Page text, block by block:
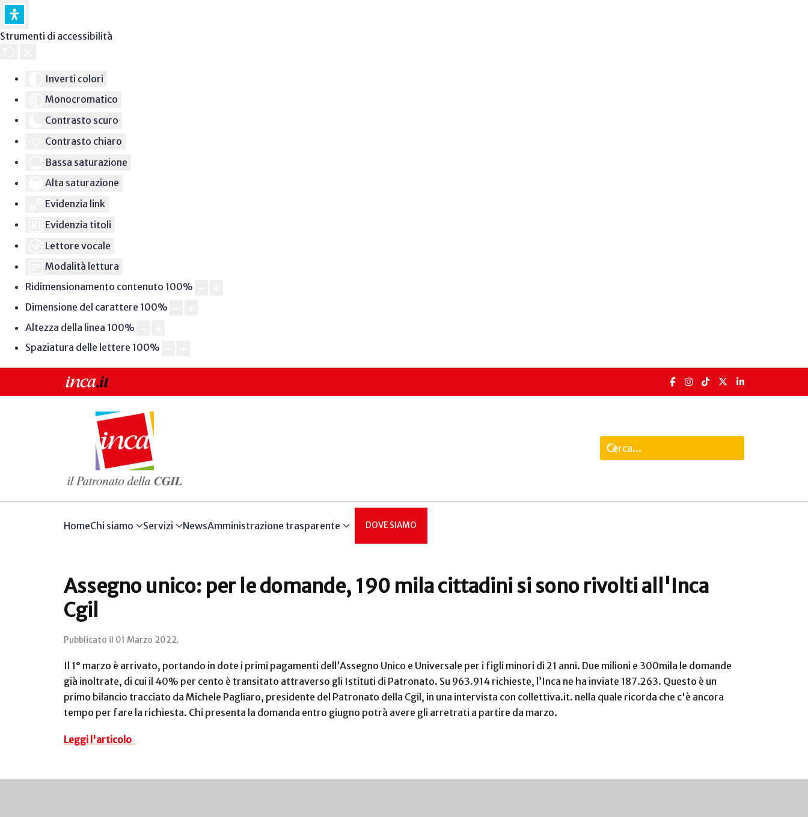
Strumenti di accessibilità
Inverti colori
Monocromatico
Contrasto scuro
Contrasto chiaro
Bassa saturazione
Alta saturazione
Evidenzia link
Evidenzia titoli
Lettore vocale
Modalità lettura
Ridimensionamento contenuto 100%
Dimensione del carattere 100%
Altezza della linea 100%
Spaziatura delle lettere 100%
HomeChi siamo Servizi NewsAmministrazione trasparente DOVE SIAMO
Assegno unico: per le domande, 190 mila cittadini si sono rivolti all'Inca
Cgil
Pubblicato il 01 Marzo 2022.
Il 1° marzo è arrivato, portando in dote i primi pagamenti dell’Assegno Unico e Universale per i figli minori di 21 anni. Due milioni e 300mila le domande
già inoltrate, di cui il 40% per cento è transitato attraverso gli Istituti di Patronato. Su 963.914 richieste, l’Inca ne ha inviate 187.263. Questo è un
primo bilancio tracciato da Michele Pagliaro, presidente del Patronato della Cgil, in una intervista con collettiva.it. nella quale ricorda che c'è ancora
tempo per fare la richiesta. Chi presenta la domanda entro giugno potrà avere gli arretrati a partire da marzo.
Leggi l'articolo